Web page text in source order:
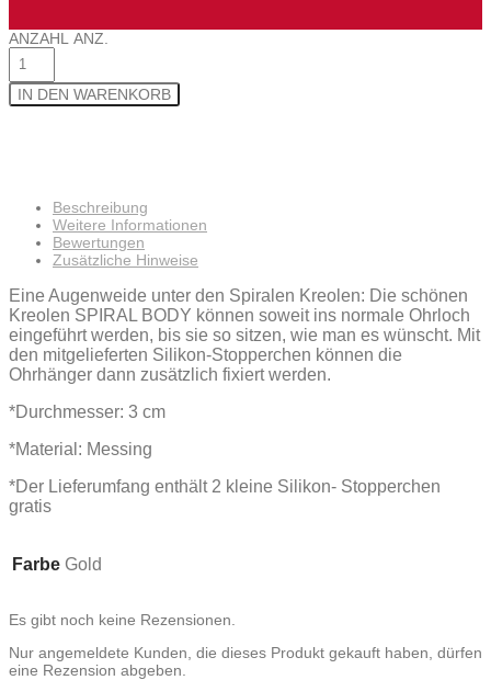
ANZAHL ANZ.
IN DEN WARENKORB
Beschreibung
Weitere Informationen
Bewertungen
Zusätzliche Hinweise
Eine Augenweide unter den Spiralen Kreolen: Die schönen
Kreolen SPIRAL BODY können soweit ins normale Ohrloch
eingeführt werden, bis sie so sitzen, wie man es wünscht. Mit
den mitgelieferten Silikon-Stopperchen können die
Ohrhänger dann zusätzlich fixiert werden.
*Durchmesser: 3 cm
*Material: Messing
*Der Lieferumfang enthält 2 kleine Silikon- Stopperchen
gratis
Farbe Gold
Es gibt noch keine Rezensionen.
Nur angemeldete Kunden, die dieses Produkt gekauft haben, dürfen
eine Rezension abgeben.